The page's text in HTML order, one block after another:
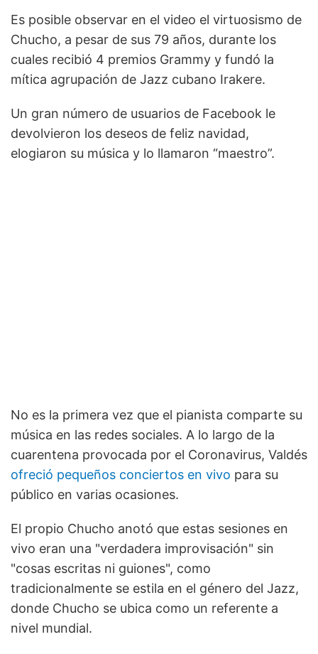
Es posible observar en el video el virtuosismo de
Chucho, a pesar de sus 79 años, durante los
cuales recibió 4 premios Grammy y fundó la
mítica agrupación de Jazz cubano Irakere.
Un gran número de usuarios de Facebook le
devolvieron los deseos de feliz navidad,
elogiaron su música y lo llamaron “maestro”.
No es la primera vez que el pianista comparte su
música en las redes sociales. A lo largo de la
cuarentena provocada por el Coronavirus, Valdés
ofreció pequeños conciertos en vivo para su
público en varias ocasiones.
El propio Chucho anotó que estas sesiones en
vivo eran una "verdadera improvisación" sin
"cosas escritas ni guiones", como
tradicionalmente se estila en el género del Jazz,
donde Chucho se ubica como un referente a
nivel mundial.